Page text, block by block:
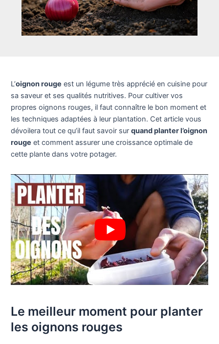
L’oignon rouge est un légume très apprécié en cuisine pour
sa saveur et ses qualités nutritives. Pour cultiver vos
propres oignons rouges, il faut connaître le bon moment et
les techniques adaptées à leur plantation. Cet article vous
dévoilera tout ce qu’il faut savoir surquand planter l’oignon
rouge et comment assurer une croissance optimale de
cette plante dans votre potager.
Le meilleur moment pour planter
les oignons rouges